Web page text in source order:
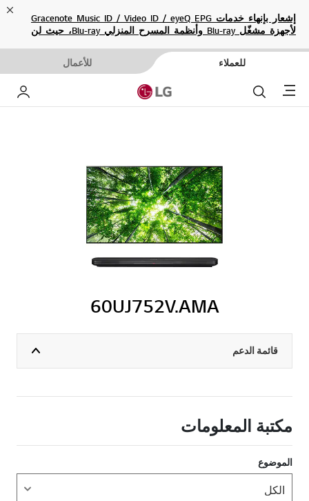
إشعار بإنهاء خدمات Gracenote Music ID / Video ID / eyeQ EPG
لأجهزة مشغّل Blu-ray وأنظمة المسرح المنزلي Blu-ray، حيث لن
للعملاء للأعمال
Menu بحث
60UJ752V.AMA
قائمة الدعم
مكتبة المعلومات
الموضوع